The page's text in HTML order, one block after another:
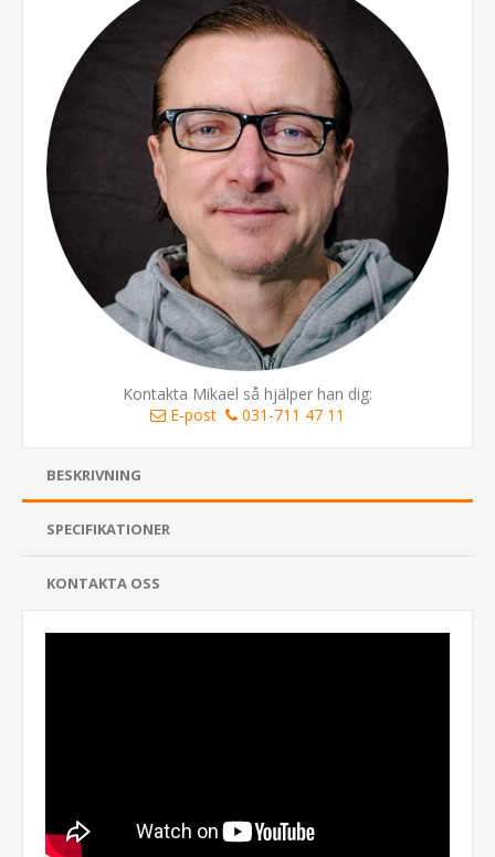
Kontakta Mikael så hjälper han dig:
E-post
031-711 47 11
BESKRIVNING
SPECIFIKATIONER
KONTAKTA OSS